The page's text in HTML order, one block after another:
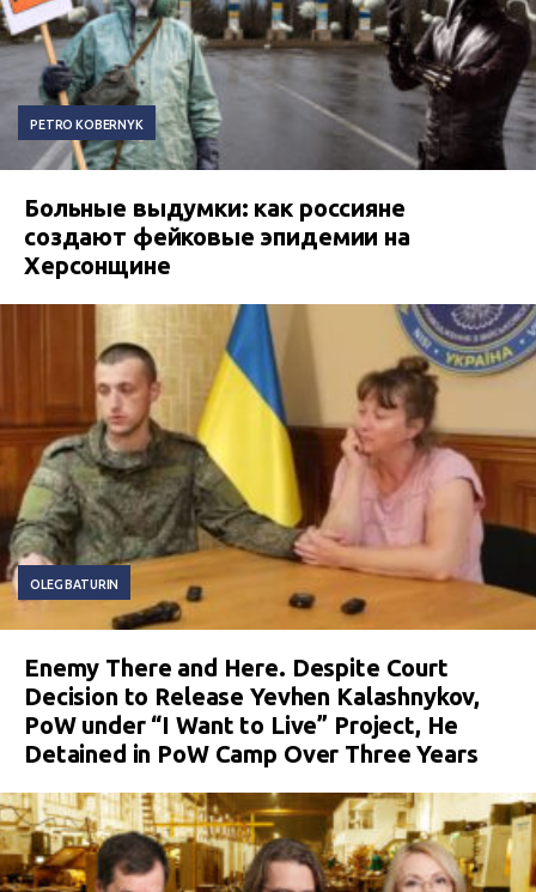
PETRO KOBERNYK
Больные выдумки: как россияне
создают фейковые эпидемии на
Херсонщине
OLEG BATURIN
Enemy There and Here. Despite Court
Decision to Release Yevhen Kalashnykov,
PoW under “I Want to Live” Project, He
Detained in PoW Camp Over Three Years